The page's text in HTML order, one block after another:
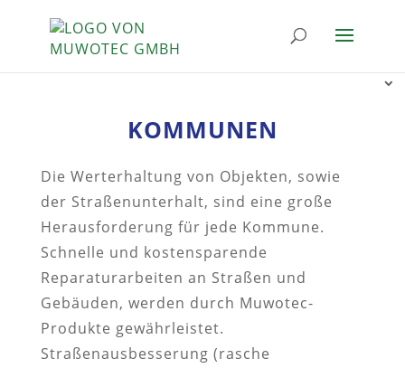
KOMMUNEN
Die Werterhaltung von Objekten, sowie
der Straßenunterhalt, sind eine große
Herausforderung für jede Kommune.
Schnelle und kostensparende
Reparaturarbeiten an Straßen und
Gebäuden, werden durch Muwotec-
Produkte gewährleistet.
Straßenausbesserung (rasche